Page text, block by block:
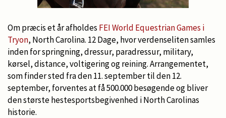
Om præcis et år afholdes FEI World Equestrian Games i
Tryon, North Carolina. 12 Dage, hvor verdenseliten samles
inden for springning, dressur, paradressur, military,
kørsel, distance, voltigering og reining. Arrangementet,
som finder sted fra den 11. september til den 12.
september, forventes at få 500.000 besøgende og bliver
den største hestesportsbegivenhed i North Carolinas
historie.